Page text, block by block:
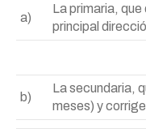
a)
La primaria, que
principal
b)
La secundaria,
meses) y